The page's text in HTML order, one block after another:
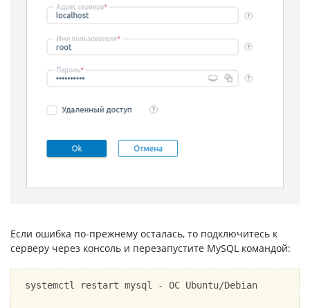
Если ошибка по-прежнему осталась, то подключитесь к
серверу через консоль и перезапустите MySQL командой:
systemctl restart mysql - ОС Ubuntu/Debian